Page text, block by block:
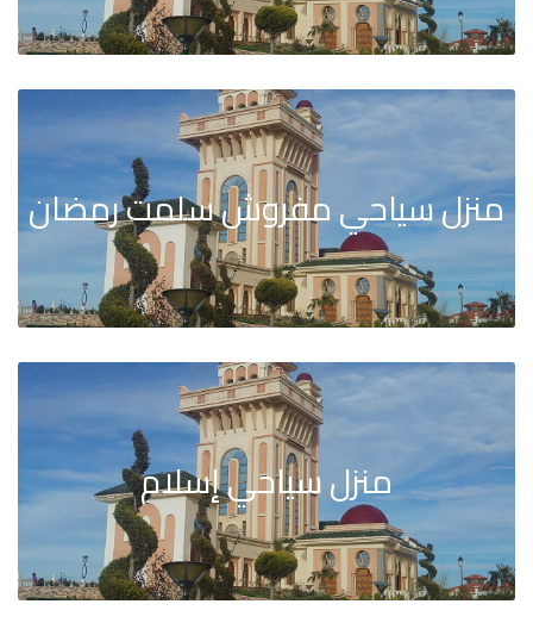
منزل سياحي مفروش سلمت رمضان
منزل سياحي إسلام